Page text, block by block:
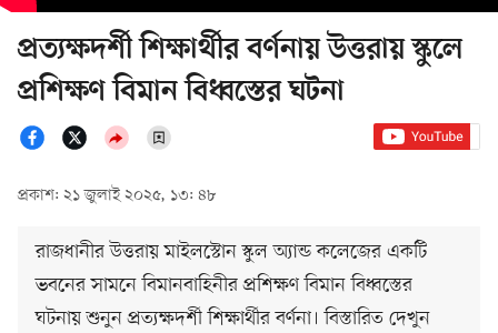
প্রত্যক্ষদর্শী শিক্ষার্থীর বর্ণনায় উত্তরায় স্কুলে
প্রশিক্ষণ বিমান বিধ্বস্তের ঘটনা
প্রকাশ: ২১ জুলাই ২০২৫, ১৩: ৪৮
রাজধানীর উত্তরায় মাইলস্টোন স্কুল অ্যান্ড কলেজের একটি
ভবনের সামনে বিমানবাহিনীর প্রশিক্ষণ বিমান বিধ্বস্তের
ঘটনায় শুনুন প্রত্যক্ষদর্শী শিক্ষার্থীর বর্ণনা। বিস্তারিত দেখুন